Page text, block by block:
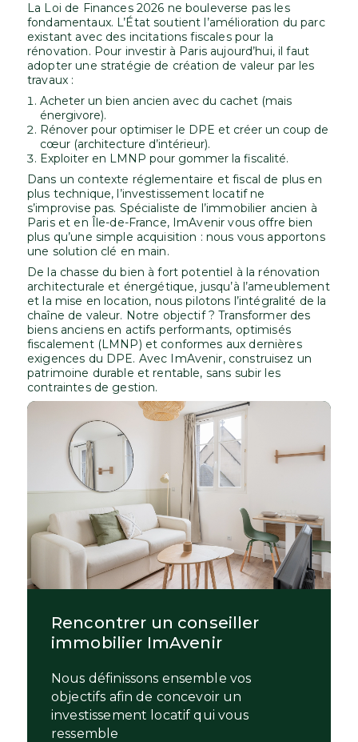
La Loi de Finances 2026 ne bouleverse pas les
fondamentaux. L’État soutient l’amélioration du parc
existant avec des incitations fiscales pour la
rénovation. Pour investir à Paris aujourd’hui, il faut
adopter une stratégie de création de valeur par les
travaux :
Acheter un bien ancien avec du cachet (mais
énergivore).
Rénover pour optimiser le DPE et créer un coup de
cœur (architecture d’intérieur).
Exploiter en LMNP pour gommer la fiscalité.
Dans un contexte réglementaire et fiscal de plus en
plus technique, l’investissement locatif ne
s’improvise pas. Spécialiste de l’immobilier ancien à
Paris et en Île-de-France, ImAvenir vous offre bien
plus qu’une simple acquisition : nous vous apportons
une solution clé en main.
De la chasse du bien à fort potentiel à la rénovation
architecturale et énergétique, jusqu’à l’ameublement
et la mise en location, nous pilotons l’intégralité de la
chaîne de valeur. Notre objectif ? Transformer des
biens anciens en actifs performants, optimisés
fiscalement (LMNP) et conformes aux dernières
exigences du DPE. Avec ImAvenir, construisez un
patrimoine durable et rentable, sans subir les
contraintes de gestion.
Rencontrer un conseiller
immobilier ImAvenir
Nous définissons ensemble vos
objectifs afin de concevoir un
investissement locatif qui vous
ressemble